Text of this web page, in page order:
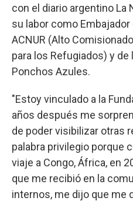
con el diario argentino La
su labor como
ACNUR (Alto
para los Refugiados) y de
Ponchos Azules.
"Estoy vinculado a la
años después me
de poder visibilizar otras
palabra privilegio porque
viaje a Congo, África, en
que me recibió en la
internos, me dijo que me